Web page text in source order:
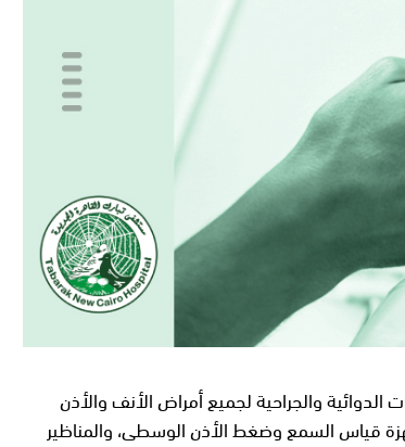
والجراحية لجميع أمراض الأنف والأذن
قياس السمع وضغط الأذن الوسطى، والمناظير